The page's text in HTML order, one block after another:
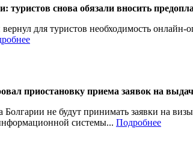
снова обязали вносить
для туристов необходимость онлайн-
приостановку приема заявок на
Болгарии не будут принимать заявки на
системы... Подробнее